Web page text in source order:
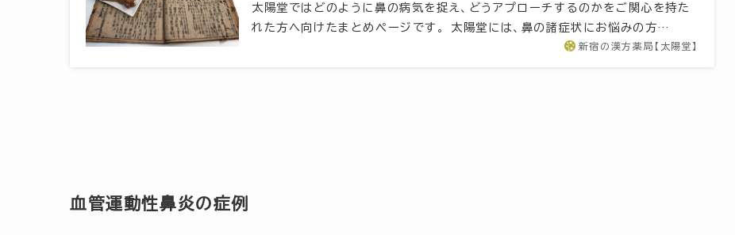
太陽堂ではどのように鼻の病気を捉え、どうアプローチするのかをご関心を持た
れた方へ向けたまとめページです。 太陽堂には、鼻の諸症状にお悩みの方…
新宿の漢方薬局【太陽堂】
血管運動性鼻炎の症例